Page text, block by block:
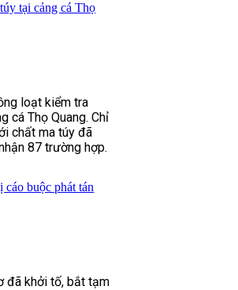
tại cảng cá Thọ
loạt kiểm tra
cá Thọ Quang. Chỉ
chất ma túy đã
87 trường hợp.
buộc phát tán
đã khởi tố, bắt tạm